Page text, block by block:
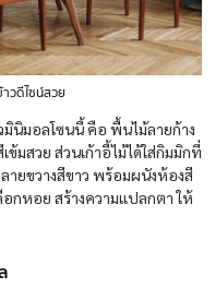
วดีไซน์สวย
มอลโซนนี้ คือ พื้นไม้ลายก้าง
มสวย ส่วนเก้าอี้ไม้ได้ใส่กิมมิกที่
ยขวางสีขาว พร้อมผนังห้องสี
กหอย สร้างความแปลกตา ให้